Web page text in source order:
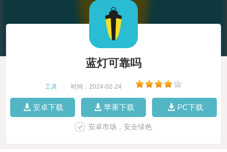
蓝灯可靠吗
工具 时间：2024-02-24
安卓下载 苹果下载 PC下载
安卓市场，安全绿色